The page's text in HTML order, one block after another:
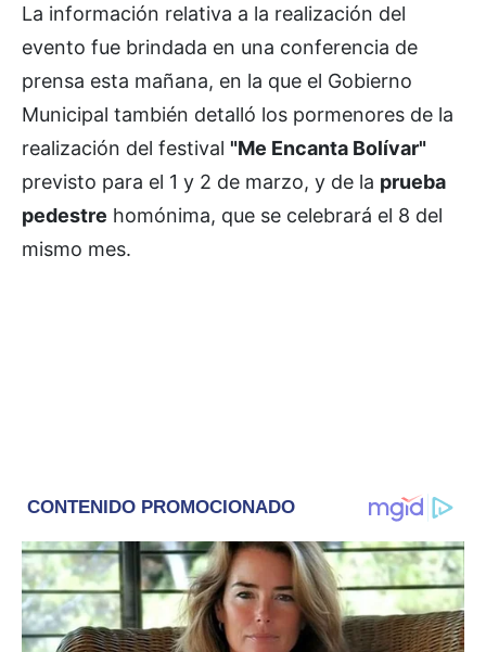
La información relativa a la realización del
evento fue brindada en una conferencia de
prensa esta mañana, en la que el Gobierno
Municipal también detalló los pormenores de la
realización del festival "Me Encanta Bolívar"
previsto para el 1 y 2 de marzo, y de la prueba
pedestre homónima, que se celebrará el 8 del
mismo mes.